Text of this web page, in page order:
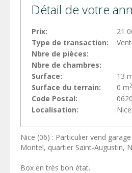
Détail de votre
Prix:
21
Type de transaction:
Nbre de pièces:
Nbre de chambres:
Surface:
13
Surface du terrain: 0 m2
Code Postal:
Localisation:
Nice
Nice (06) : Particulier vend
Montel, quartier Saint-Augustin,
Box en très bon état.